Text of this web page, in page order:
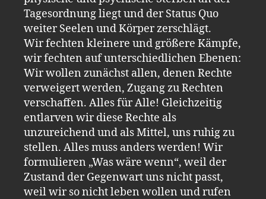
Tagesordnung liegt und der Status Quo
weiter Seelen und Körper zerschlägt.
Wir fechten kleinere und größere Kämpfe,
wir fechten auf unterschiedlichen Ebenen:
Wir wollen zunächst allen, denen Rechte
verweigert werden, Zugang zu Rechten
verschaffen. Alles für Alle! Gleichzeitig
entlarven wir diese Rechte als
unzureichend und als Mittel, uns ruhig zu
stellen. Alles muss anders werden! Wir
formulieren „Was wäre wenn“, weil der
Zustand der Gegenwart uns nicht passt,
weil wir so nicht leben wollen und rufen